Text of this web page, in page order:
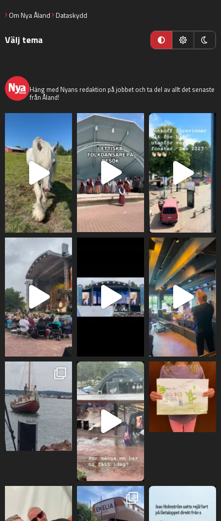
Om Nya Åland Dataskydd
Välj tema
Häng med Nyans redaktion på jobbet och ta del av allt det senaste
från Åland!